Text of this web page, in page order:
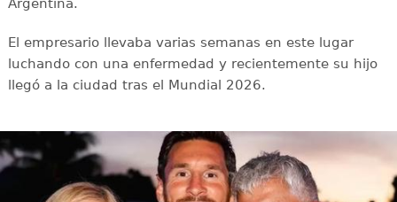
Argentina.
El empresario llevaba varias semanas en este lugar
luchando con una enfermedad y recientemente su hijo
llegó a la ciudad tras el Mundial 2026.